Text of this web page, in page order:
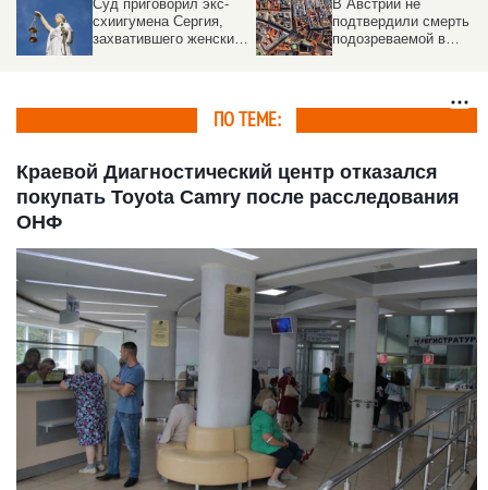
Суд приговорил экс-
схиигумена Сергия,
захватившего женский
В Австрии не
подтвердили смерть
подозреваемой в
ПО ТЕМЕ:
Краевой Диагностический центр отказался
покупать Toyota Camry после расследования
ОНФ